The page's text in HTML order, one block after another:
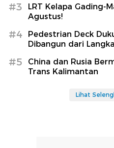
#3
LRT Kelapa Gading-
Agustus!
#4
Pedestrian Deck
Dibangun dari
#5
China dan Rusia
Trans Kalimantan
Lihat